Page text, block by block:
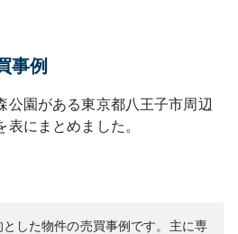
事例
公園 がある東京都八王子市周辺
にまとめました。
した物件の売買事例です。 主に専